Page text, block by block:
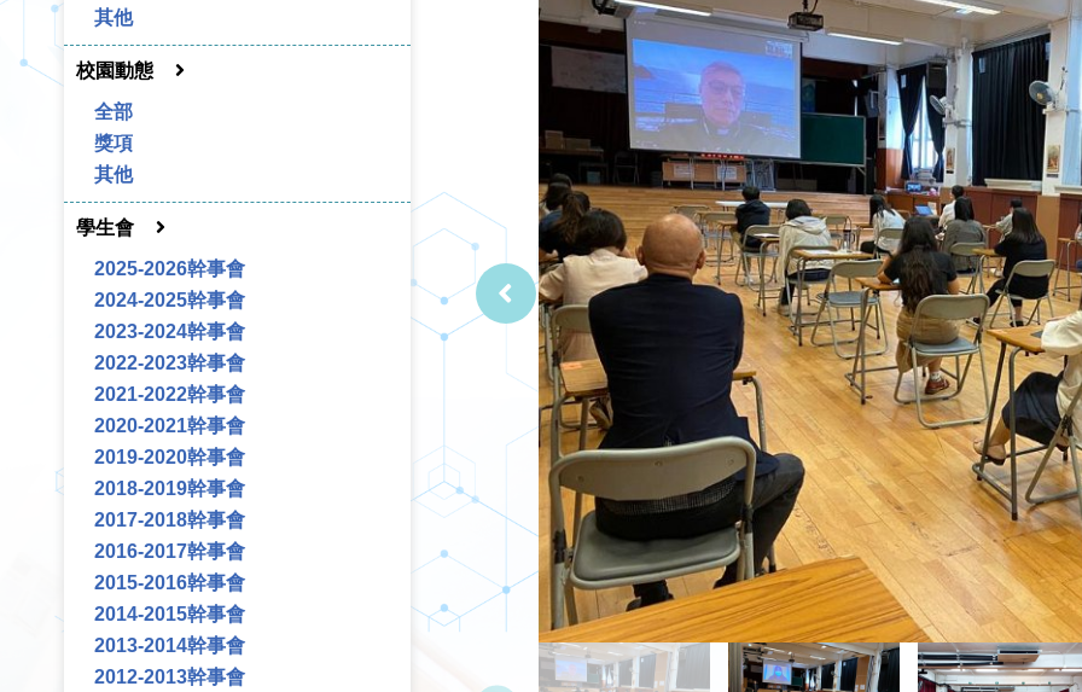
其他
校園動態
全部
獎項
其他
學生會
2025-2026幹事會
2024-2025幹事會
2023-2024幹事會
2022-2023幹事會
2021-2022幹事會
2020-2021幹事會
2019-2020幹事會
2018-2019幹事會
2017-2018幹事會
2016-2017幹事會
2015-2016幹事會
2014-2015幹事會
2013-2014幹事會
2012-2013幹事會